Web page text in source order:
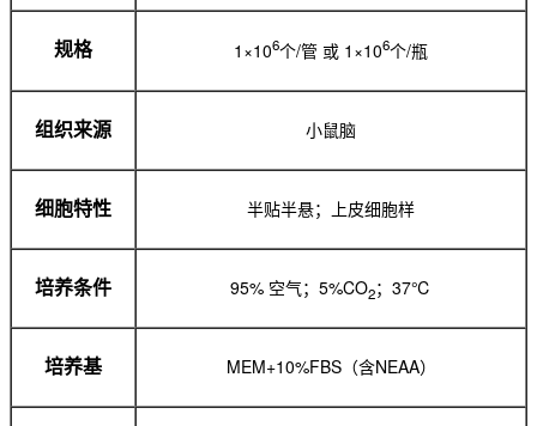
规格 1×106个/管 或 1×106个/瓶
组织来源 小鼠脑
细胞特性 半贴半悬；上皮细胞样
培养条件 95% 空气；5%CO2；37℃
培养基 MEM+10%FBS（含NEAA）